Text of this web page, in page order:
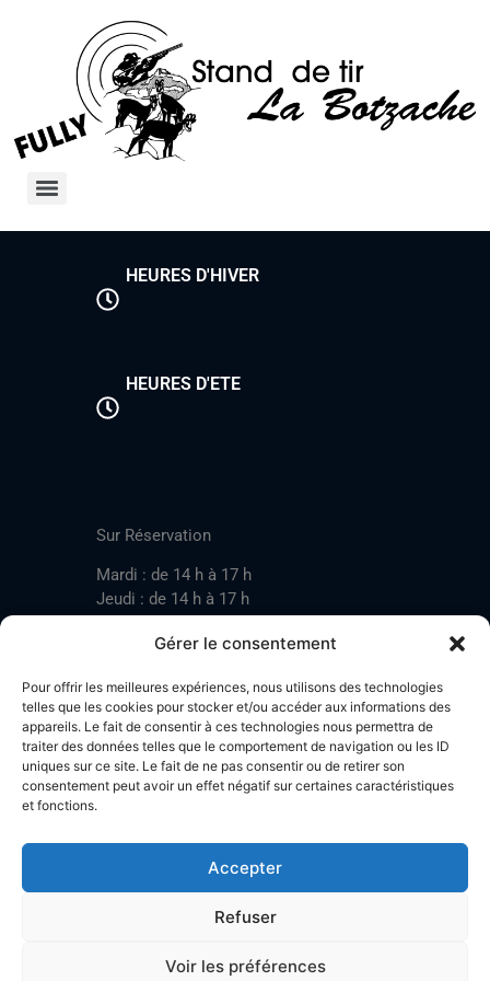
Gérer le consentement
Pour offrir les meilleures expériences, nous utilisons des technologies
telles que les cookies pour stocker et/ou accéder aux informations des
appareils. Le fait de consentir à ces technologies nous permettra de
traiter des données telles que le comportement de navigation ou les ID
uniques sur ce site. Le fait de ne pas consentir ou de retirer son
consentement peut avoir un effet négatif sur certaines caractéristiques
et fonctions.
Accepter
Refuser
Voir les préférences
HEURES D'HIVER
HEURES D'ETE
Sur Réservation
Mardi : de 14 h à 17 h
Jeudi : de 14 h à 17 h
Mardi : de 17 h à 20 h
Jeudi : de 17 h à 20 h
Samedi : de 14 h à 17 h
Stand de tir LA BOTZACHE
Près de Mazembroz
Tel: +41 (0)79 220 41 69
Plan d'accès